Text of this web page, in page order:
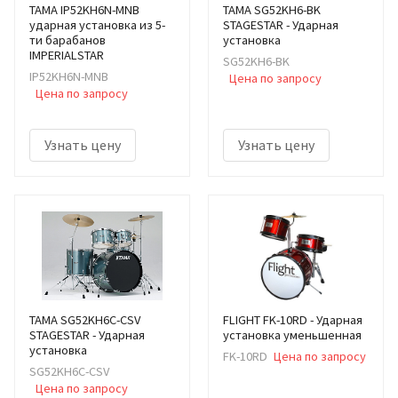
TAMA IP52KH6N-MNB
ударная установка из 5-
ти барабанов
IMPERIALSTAR
IP52KH6N-MNB
Цена по запросу
Узнать цену
TAMA SG52KH6-BK
STAGESTAR - Ударная
установка
SG52KH6-BK
Цена по запросу
Узнать цену
TAMA SG52KH6C-CSV
STAGESTAR - Ударная
установка
SG52KH6C-CSV
Цена по запросу
FLIGHT FK-10RD - Ударная
установка уменьшенная
FK-10RD Цена по запросу